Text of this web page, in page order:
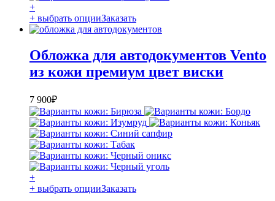
+
+ выбрать опцииЗаказать
Обложка для автодокументов Vento
из кожи премиум цвет виски
7 900₽
+
+ выбрать опцииЗаказать